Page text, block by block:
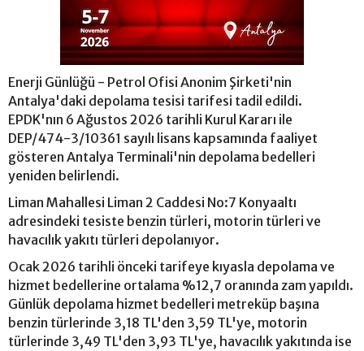
Enerji Günlüğü - Petrol Ofisi Anonim Şirketi'nin
Antalya'daki depolama tesisi tarifesi tadil edildi.
EPDK'nın 6 Ağustos 2026 tarihli Kurul Kararı ile
DEP/474-3/10361 sayılı lisans kapsamında faaliyet
gösteren Antalya Terminali'nin depolama bedelleri
yeniden belirlendi.
Liman Mahallesi Liman 2 Caddesi No:7 Konyaaltı
adresindeki tesiste benzin türleri, motorin türleri ve
havacılık yakıtı türleri depolanıyor.
Ocak 2026 tarihli önceki tarifeye kıyasla depolama ve
hizmet bedellerine ortalama %12,7 oranında zam yapıldı.
Günlük depolama hizmet bedelleri metreküp başına
benzin türlerinde 3,18 TL'den 3,59 TL'ye, motorin
türlerinde 3,49 TL'den 3,93 TL'ye, havacılık yakıtında ise